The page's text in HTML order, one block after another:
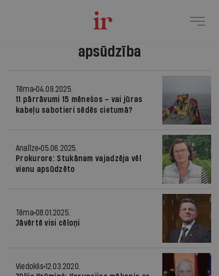
apsūdzība
Tēma 04.09.2025.
11 pārrāvumi 15 mēnešos – vai jūras
kabeļu sabotieri sēdēs cietumā?
Analīze 05.06.2025.
Prokurore: Stukānam vajadzēja vēl
vienu apsūdzēto
Tēma 08.01.2025.
Jāvērtē visi cēloņi
Viedoklis 12.03.2020.